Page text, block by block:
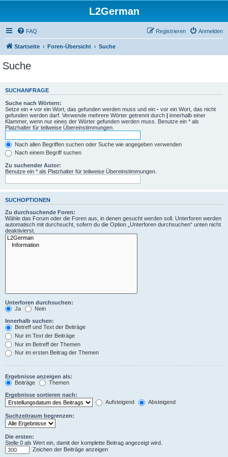
L2German
FAQ Anmelden
Registrieren
Startseite Foren-Übersicht Suche
Suche
SUCHANFRAGE
Suche nach Wörtern:
Setze ein + vor ein Wort, das gefunden werden muss und ein - vor ein Wort, das nicht
gefunden werden darf. Verwende mehrere Wörter getrennt durch | innerhalb einer
Klammer, wenn nur eines der Wörter gefunden werden muss. Benutze ein * als
Platzhalter für teilweise Übereinstimmungen.
Nach allen Begriffen suchen oder Suche wie angegeben verwenden
Nach einem Begriff suchen
Zu suchender Autor:
Benutze ein * als Platzhalter für teilweise Übereinstimmungen.
SUCHOPTIONEN
Zu durchsuchende Foren:
Wähle das Forum oder die Foren aus, in denen gesucht werden soll. Unterforen werden
automatisch mit durchsucht, sofern du die Option „Unterforen durchsuchen“ unten nicht
deaktivierst.
Unterforen durchsuchen:
Ja
Nein
Innerhalb suchen:
Betreff und Text der Beiträge
Nur im Text der Beiträge
Nur im Betreff der Themen
Nur im ersten Beitrag der Themen
Ergebnisse anzeigen als:
Beiträge
Themen
Ergebnisse sortieren nach:
Aufsteigend
Absteigend
Suchzeitraum begrenzen:
Die ersten:
Stelle 0 als Wert ein, damit der komplette Beitrag angezeigt wird.
Zeichen der Beiträge anzeigen